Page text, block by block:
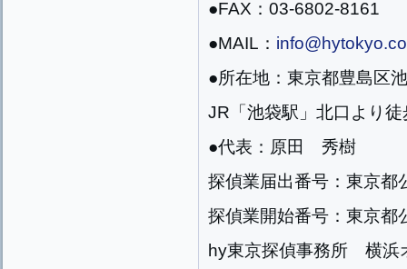
●FAX：03-6802-8161
●MAIL：
●所在地：東京都豊島区
JR「池袋駅」北口より徒
●代表：原田 秀樹
探偵業届出番号：東京
探偵業開始番号：東京
hy東京探偵事務所 横浜